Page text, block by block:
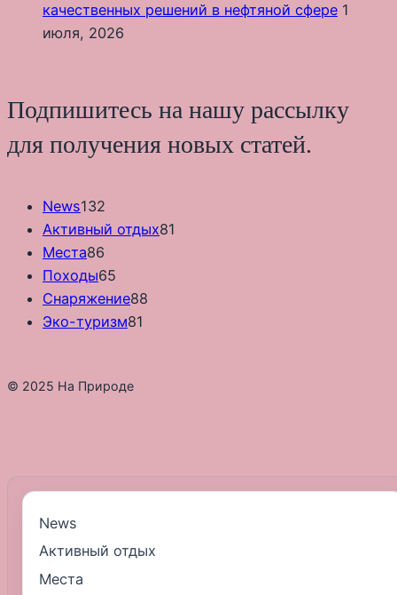
качественных решений в нефтяной сфере 1
июля, 2026
Подпишитесь на нашу рассылку
для получения новых статей.
News132
Активный отдых81
Места86
Походы65
Снаряжение88
Эко-туризм81
© 2025 На Природе
News
Активный отдых
Места